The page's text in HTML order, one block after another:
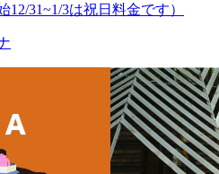
31~1/3は祝日料金です）